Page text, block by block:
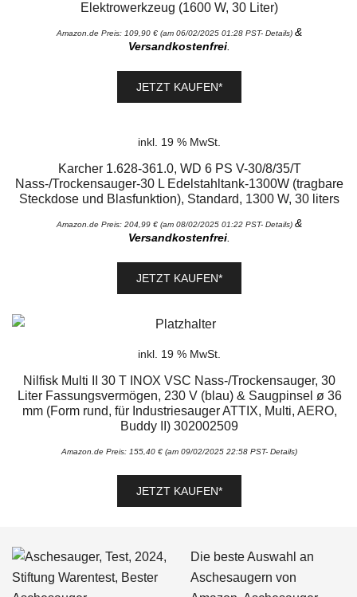
Elektrowerkzeug (1600 W, 30 Liter)
Amazon.de Preis: 109,90 € (am 06/02/2025 01:28 PST- Details) &
Versandkostenfrei
JETZT KAUFEN*
inkl. 19 % MwSt.
Karcher 1.628-361.0, WD 6 PS V-30/8/35/T
Nass-/Trockensauger-30 L Edelstahltank-1300W (tragbare
Steckdose und Blasfunktion), Standard, 1300 W, 30 liters
Amazon.de Preis: 204,99 € (am 08/02/2025 01:22 PST- Details) &
Versandkostenfrei
JETZT KAUFEN*
inkl. 19 % MwSt.
Nilfisk Multi II 30 T INOX VSC Nass-/Trockensauger, 30
Liter Fassungsvermögen, 230 V (blau) & Saugpinsel ø 36
mm (Form rund, für Industriesauger ATTIX, Multi, AERO,
Buddy II) 302002509
Amazon.de Preis: 155,40 € (am 09/02/2025 22:58 PST- Details)
JETZT KAUFEN*
Die beste Auswahl an
Aschesaugern von